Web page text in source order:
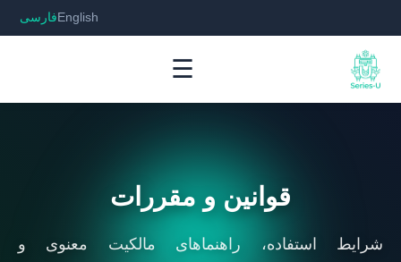
English فارسی
☰
قوانین و مقررات
شرایط استفاده، راهنماهای مالکیت معنوی و